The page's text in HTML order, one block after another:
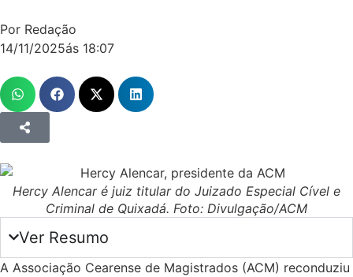
Por Redação
14/11/2025ás 18:07
Hercy Alencar é juiz titular do Juizado Especial Cível e
Criminal de Quixadá. Foto: Divulgação/ACM
Ver Resumo
A Associação Cearense de Magistrados (ACM) reconduziu